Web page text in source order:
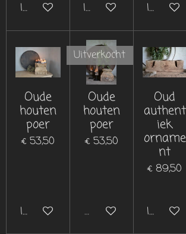
In winkelwagenIn winkelwagen
In
Oude
houten
poer
€ 53,50
In winkelwagen
Uitverkocht
Oude
houten
poer
€ 53,50
Uitverkocht
Oud
authent
iek
orname
nt
€ 89,50
In